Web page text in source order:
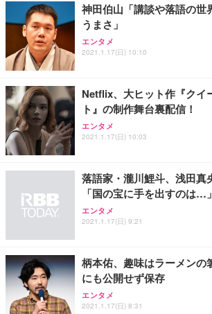
神田伯山「講談や落語の世
うまさ」
エンタメ
2021.1.17(日) 10:10
Netflix、大ヒット作『クイ
ト』の制作舞台裏配信！
エンタメ
2021.1.17(日) 10:03
落語家・瀧川鯉斗、浅田真
「国の宝に手を出すのは…」
エンタメ
2021.1.17(日) 9:21
柄本佑、趣味はラーメン
にも公開せず保存
エンタメ
2021.1.17(日) 8:31